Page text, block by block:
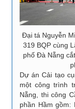
Đại tá Nguyễn
319 BQP cùng
phố Đà Nẵng
Dự án Cải tạo
một công trình
Nẵng, thi công
phần Hầm